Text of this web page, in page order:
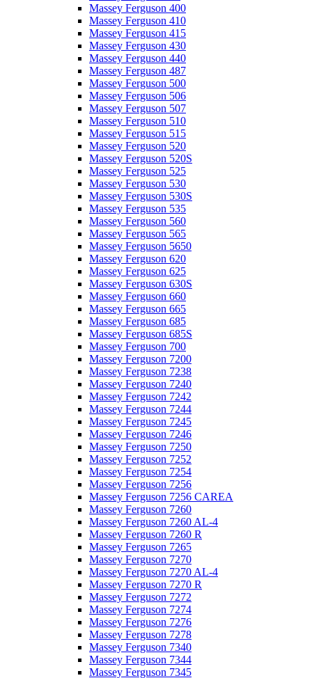
Massey Ferguson 400
Massey Ferguson 410
Massey Ferguson 415
Massey Ferguson 430
Massey Ferguson 440
Massey Ferguson 487
Massey Ferguson 500
Massey Ferguson 506
Massey Ferguson 507
Massey Ferguson 510
Massey Ferguson 515
Massey Ferguson 520
Massey Ferguson 520S
Massey Ferguson 525
Massey Ferguson 530
Massey Ferguson 530S
Massey Ferguson 535
Massey Ferguson 560
Massey Ferguson 565
Massey Ferguson 5650
Massey Ferguson 620
Massey Ferguson 625
Massey Ferguson 630S
Massey Ferguson 660
Massey Ferguson 665
Massey Ferguson 685
Massey Ferguson 685S
Massey Ferguson 700
Massey Ferguson 7200
Massey Ferguson 7238
Massey Ferguson 7240
Massey Ferguson 7242
Massey Ferguson 7244
Massey Ferguson 7245
Massey Ferguson 7246
Massey Ferguson 7250
Massey Ferguson 7252
Massey Ferguson 7254
Massey Ferguson 7256
Massey Ferguson 7256 CAREA
Massey Ferguson 7260
Massey Ferguson 7260 AL-4
Massey Ferguson 7260 R
Massey Ferguson 7265
Massey Ferguson 7270
Massey Ferguson 7270 AL-4
Massey Ferguson 7270 R
Massey Ferguson 7272
Massey Ferguson 7274
Massey Ferguson 7276
Massey Ferguson 7278
Massey Ferguson 7340
Massey Ferguson 7344
Massey Ferguson 7345